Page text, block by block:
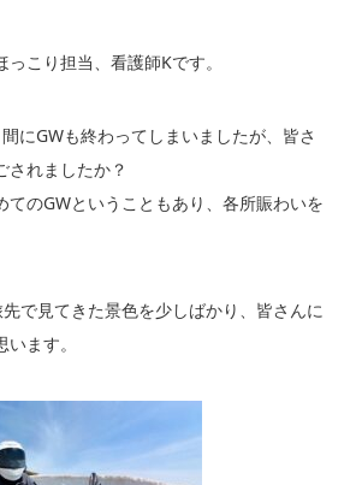
こり担当、看護師Kです。
にGWも終わってしまいましたが、皆さ
されましたか？
てのGWということもあり、各所賑わいを
で見てきた景色を少しばかり、皆さんに
ます。